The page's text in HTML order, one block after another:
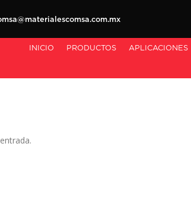
INICIO PRODUCTOS APLICACIONES